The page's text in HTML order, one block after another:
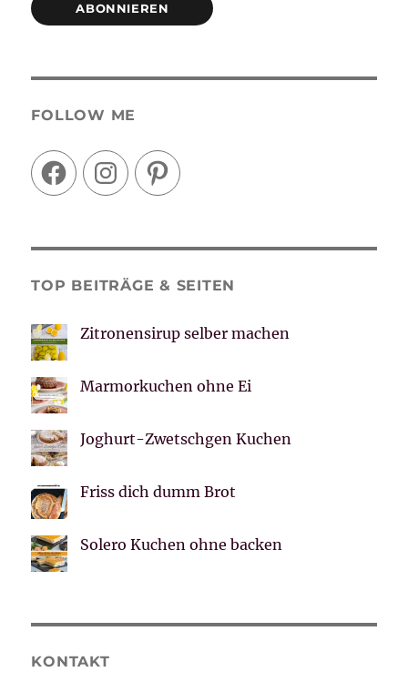
ABONNIEREN
FOLLOW ME
FacebookInstagramPinterest
TOP BEITRÄGE & SEITEN
Zitronensirup selber machen
Marmorkuchen ohne Ei
Joghurt-Zwetschgen Kuchen
Friss dich dumm Brot
Solero Kuchen ohne backen
KONTAKT